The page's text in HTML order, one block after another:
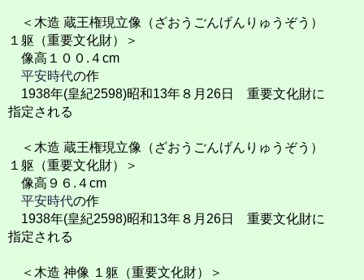
＜木造 蔵王権現立像（ざおうごんげんりゅうぞう）
１躯（重要文化財）＞
像高１００.４cm
平安時代の作
1938年(皇紀2598)昭和13年８月26日 重要文化財に
指定される
＜木造 蔵王権現立像（ざおうごんげんりゅうぞう）
１躯（重要文化財）＞
像高９６.４cm
平安時代の作
1938年(皇紀2598)昭和13年８月26日 重要文化財に
指定される
＜木造 神像 １躯（重要文化財）＞